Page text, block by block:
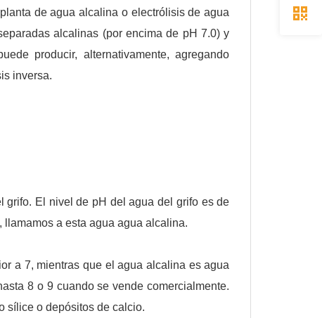
de agua alcalina o electrólisis de agua
alcalinas (por encima de pH 7.0) y
producir, alternativamente, agregando
inversa.
El nivel de pH del agua del grifo es de
a esta agua agua alcalina.
a 7, mientras que el agua alcalina es agua
8 o 9 cuando se vende comercialmente.
sílice o depósitos de calcio.
